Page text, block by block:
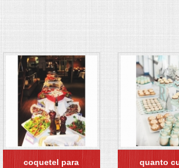
coquetel para
quanto